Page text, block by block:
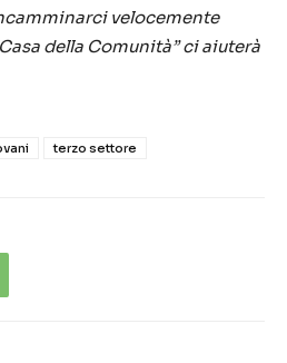
velocemente
della Comunità” ci aiuterà
terzo settore